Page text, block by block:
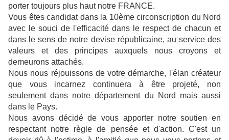
porter toujours plus haut notre FRANCE.
Vous êtes candidat dans la 10ème circonscription du Nord
avec le souci de l'efficacité dans le respect de chacun et
dans le sens de notre devise républicaine, au service des
valeurs et des principes auxquels nous croyons et
demeurons attachés.
Nous nous réjouissons de votre démarche, l'élan créateur
que vous incarnez continuera à être projeté, non
seulement dans notre département du Nord mais aussi
dans le Pays.
Nous avons décidé de vous apporter notre soutien en
respectant notre règle de pensée et d'action. C'est un